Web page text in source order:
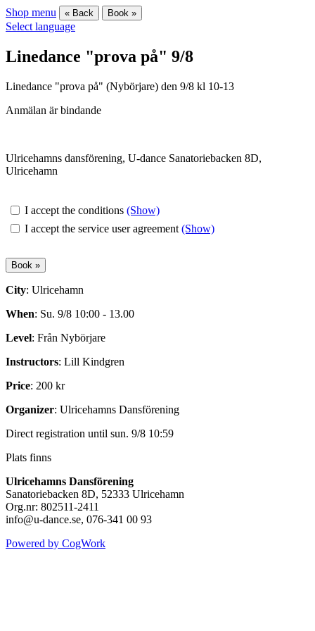
Shop menu « Back Book »
Select language
Linedance "prova på" 9/8
Linedance "prova på" (Nybörjare) den 9/8 kl 10-13
Anmälan är bindande
Ulricehamns dansförening, U-dance Sanatoriebacken 8D,
Ulricehamn
I accept the conditions (Show)
I accept the service user agreement (Show)
City: Ulricehamn
When: Su. 9/8 10:00 - 13.00
Level: Från Nybörjare
Instructors: Lill Kindgren
Price: 200 kr
Organizer: Ulricehamns Dansförening
Direct registration until sun. 9/8 10:59
Plats finns
Ulricehamns Dansförening
Sanatoriebacken 8D, 52333 Ulricehamn
Org.nr: 802511-2411
info@u-dance.se, 076-341 00 93
Powered by CogWork